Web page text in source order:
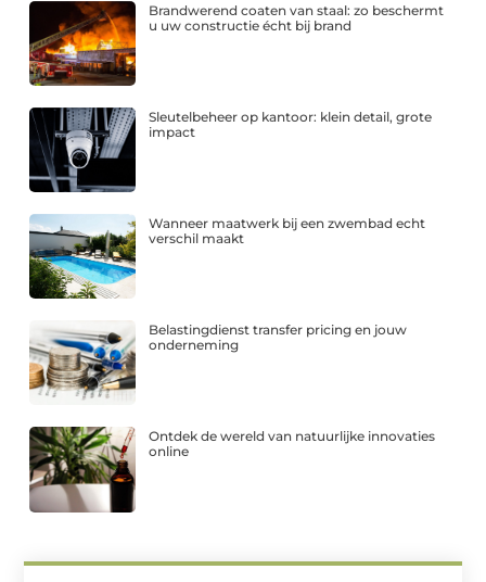
Brandwerend coaten van staal: zo beschermt
u uw constructie écht bij brand
Sleutelbeheer op kantoor: klein detail, grote
impact
Wanneer maatwerk bij een zwembad echt
verschil maakt
Belastingdienst transfer pricing en jouw
onderneming
Ontdek de wereld van natuurlijke innovaties
online